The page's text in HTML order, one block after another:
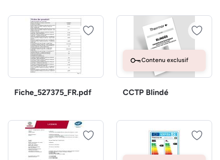
Fiche_527375_FR.pdf
Contenu exclusif
CCTP Blindé